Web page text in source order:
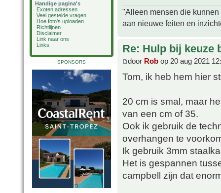
Handige pagina's
Exoten adressen
Veel gestelde vragen
Hoe foto's uploaden
Richtlijnen
Disclaimer
Link naar ons
Links
SPONSORS
"Alleen mensen die
aan nieuwe feiten en
Re: Hulp bij keuze
door Rob op 20 aug 2021
Tom, ik heb hem hier
20 cm is smal, maar
van een cm of 35.
Ook ik gebruik de
overhangen te
Ik gebruik 3mm
Het is gespannen
campbell zijn dat